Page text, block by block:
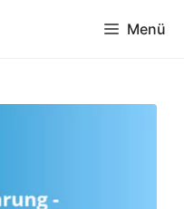
Menü